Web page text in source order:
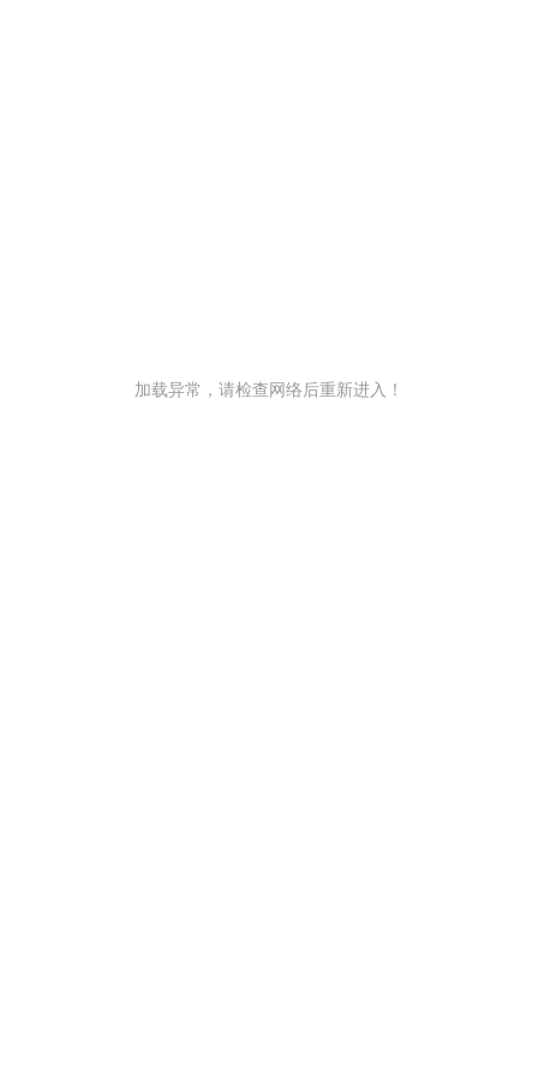
加载异常，请检查网络后重新进入！